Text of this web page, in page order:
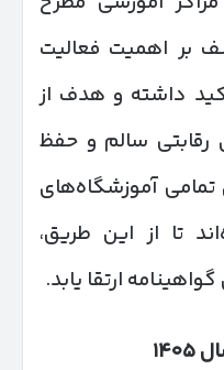
بر اهمیت فعالیت
داشته و هدف از
رقابتی سالم و حفظ
تمامی آموزشگاه‌های
تا از این طریق،
ارتقا یابد.